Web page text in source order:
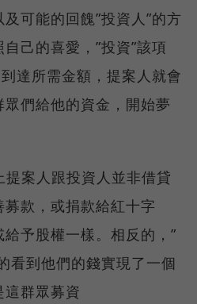
可能的回餽”投資人”的方
己的喜愛，”投資”該項
達所需金額，提案人就會
眾們給他的資金，開始夢
提案人跟投資人並非借貸
款，或捐款給紅十字
予股權一樣。相反的，”
看到他們的錢實現了一個
群眾募資